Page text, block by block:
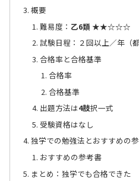
概要
難易度： 乙6類 ★★☆☆☆
試験日程：２回以上／年（
合格率と合格基準
合格率
合格基準
出題方法は4肢択一式
受験資格はなし
独学での勉強法とおすすめの
おすすめの参考書
まとめ：独学でも合格できた